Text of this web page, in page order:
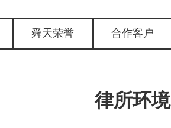
舜天荣誉 合作客户
律所环境